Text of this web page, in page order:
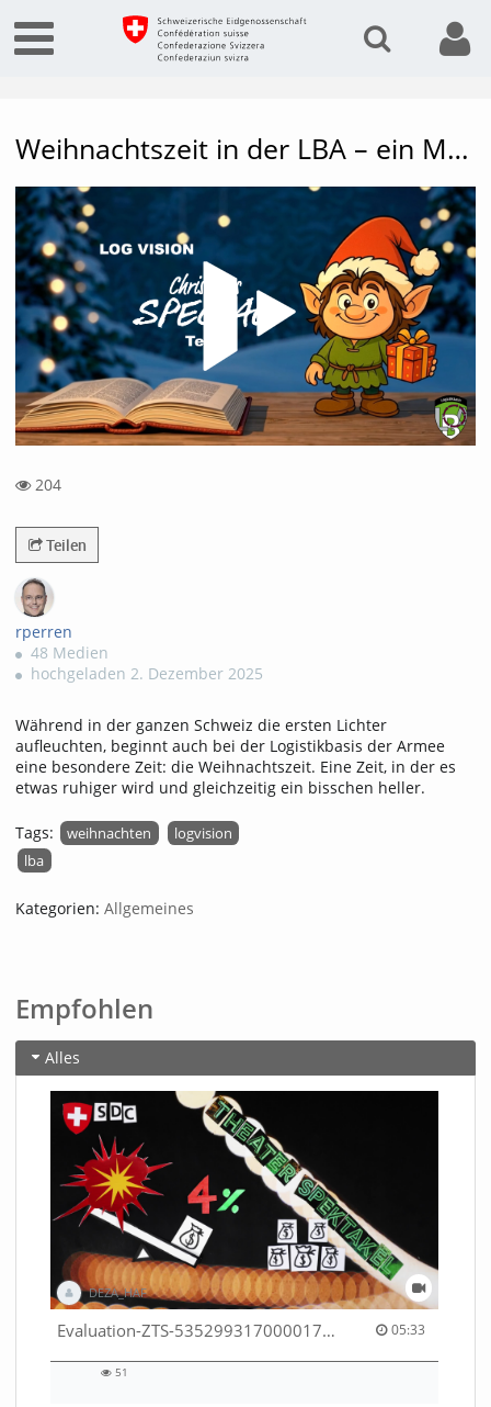
Weihnachtszeit in der LBA – ein Moment des Innehaltens
204
Teilen
rperren
48 Medien
hochgeladen 2. Dezember 2025
Während in der ganzen Schweiz die ersten Lichter
aufleuchten, beginnt auch bei der Logistikbasis der Armee
eine besondere Zeit: die Weihnachtszeit. Eine Zeit, in der es
etwas ruhiger wird und gleichzeitig ein bisschen heller.
Tags: weihnachten
logvision
lba
Kategorien: Allgemeines
Empfohlen
Alles
DEZA_HAF
Evaluation-ZTS-53529931700001791 05:33
05:33 duration
51